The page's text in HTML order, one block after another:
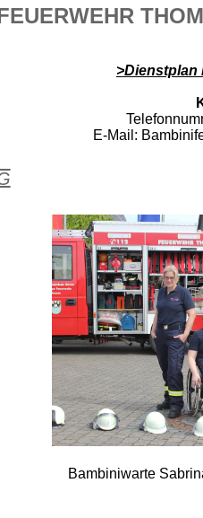
>Dienstplan
E-Mail:
Bambiniwarte